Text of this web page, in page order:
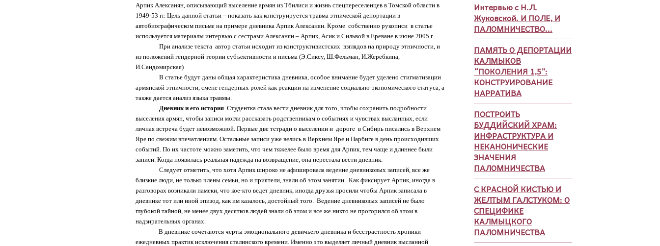
Арпик Алексанян, описывающий выселение армян из Тбилиси и жизнь спецпереселенцев в Томской области в
1949-53 гг. Цель данной статьи – показать как конструируется травма этнической депортации в
автобиографическом письме на примере дневника Арпик Алексанян. Кроме собственно рукописи в статье
используется материалы интервью с сестрами Алексанян – Арпик, Асик и Сильвой в Ереване в июне 2005 г.
При анализе текста автор статьи исходит из конструктивистских взглядов на природу этничности, и
из положений гендерной теории субъективности и письма (Э.Сиксу, Ш.Фельман, И.Жеребкина,
И.Сандомирская)
В статье будут даны общая характеристика дневника, особое внимание будет уделено стигматизации
армянской этничности, смене гендерных ролей как реакции на изменение социально-экономического статуса, а
также дается анализ языка травмы.
Дневник и его история. Студентка стала вести дневник для того, чтобы сохранить подробности
выселения армян, чтобы записи могли рассказать родственникам о событиях и чувствах высланных, если
личная встреча будет невозможной. Первые две тетради о выселении и дороге в Сибирь писались в Верхнем
Яре по свежим впечатлениям. Остальные записи уже велись в Верхнем Яре и Парбиге в день происходивших
событий. По их частоте можно заметить, что чем тяжелее было время для Арпик, тем чаще и длиннее были
записи. Когда появилась реальная надежда на возвращение, она перестала вести дневник.
Cледует отметить, что хотя Арпик широко не афишировала ведение дневниковых записей, все же
близкие люди, не только члены семьи, но и приятели, знали об этом занятии. Как фиксирует Арпик, иногда в
разговорах возникали намеки, что кое-кто ведет дневник, иногда друзья просили чтобы Арпик записала в
дневнике тот или иной эпизод, как им казалось, достойный того. Ведение дневниковых записей не было
глубокой тайной, не менее двух десятков людей знали об этом и все же никто не прогорился об этом в
надзирательных органах.
В дневнике сочетаются черты эмоционального девичьего дневника и бесстрастность хроники
ежедневных практик исключения сталинского времени. Именно это выделяет личный дневник высланной
Интервью с Н.Л.
Жуковской. И ПОЛЕ, И
ПАЛОМНИЧЕСТВО...
ПАМЯТЬ О ДЕПОРТАЦИИ
КАЛМЫКОВ
“ПОКОЛЕНИЯ 1,5”:
КОНСТРУИРОВАНИЕ
НАРРАТИВА
ПОСТРОИТЬ
БУДДИЙСКИЙ ХРАМ:
ИНФРАСТРУКТУРА И
НЕКАНОНИЧЕСКИЕ
ЗНАЧЕНИЯ
ПАЛОМНИЧЕСТВА
С КРАСНОЙ КИСТЬЮ И
ЖЕЛТЫМ ГАЛСТУКОМ: О
СПЕЦИФИКЕ
КАЛМЫЦКОГО
ПАЛОМНИЧЕСТВА